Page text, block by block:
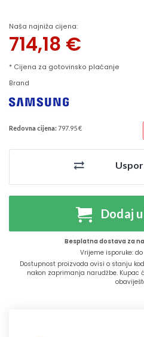
Naša najniža cijena:
714,18 €
* Cijena za gotovinsko plaćanje
Brand
Redovna cijena: 797.95 €
Dodaj
Besplatna dostava za
Vrijeme isporuke:
Dostupnost proizvoda ovisi o stanju
nakon zaprimanja narudžbe. Kupac